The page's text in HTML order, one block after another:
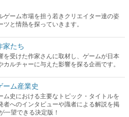
ゲーム市場を担う若きクリエイター達の姿
と情熱を探っていきます。
家たち
を受けた作家さんに取材し、ゲームが日本
ルチャーに与えた影響を探る企画です。
ーム産業史
ム史における主要なトピック・タイトルを
者へのインタビューや識者による解説を掲
一望できる決定版！